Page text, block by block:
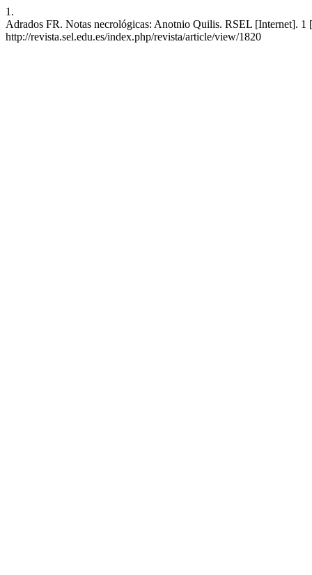
1.
Adrados FR. Notas necrológicas: Anotnio Quilis. RSEL [Internet]. 1
http://revista.sel.edu.es/index.php/revista/article/view/1820